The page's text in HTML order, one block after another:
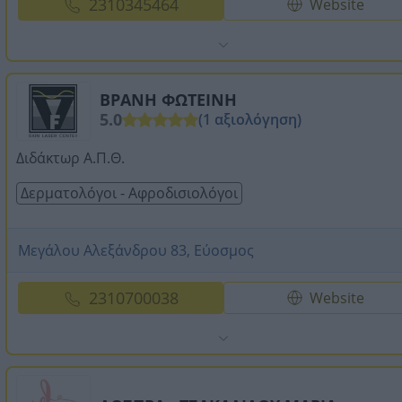
2310345464 Website
ΒΡΑΝΗ ΦΩΤΕΙΝΗ
5.0
(1 αξιολόγηση)
Διδάκτωρ Α.Π.Θ.
Δερματολόγοι - Αφροδισιολόγοι
Μεγάλου Αλεξάνδρου 83, Εύοσμος
2310700038 Website